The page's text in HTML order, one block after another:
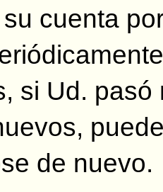
encuentra al
una imagen
imágenes
corresponde
número de